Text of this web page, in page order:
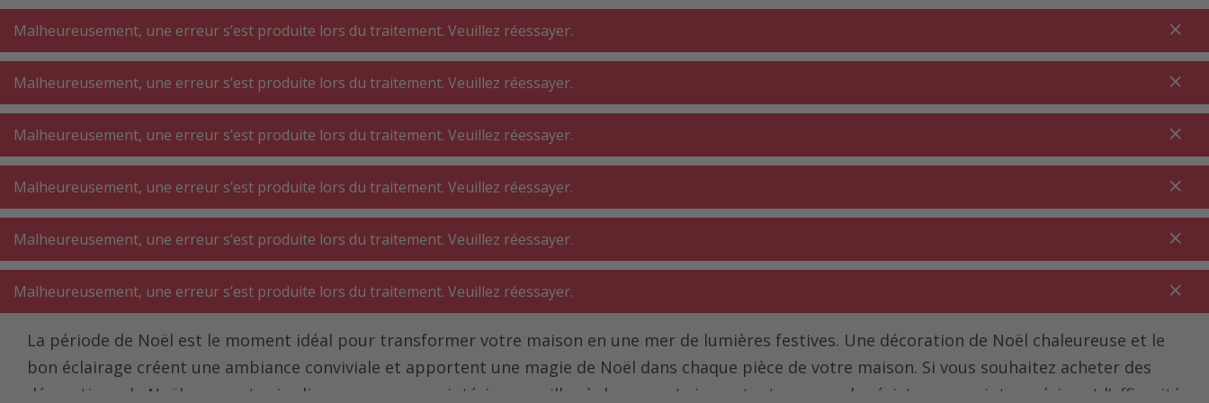
A +++
A+++
A +++
A+++
MyPost
MyPost
Au panier
GROS
ÉLECTROMÉNAGER
PETIT
ÉLECTROMÉNAGER
CUISINE
BUANDERIE ⋅
ATELIER
SALLE DE BAIN
Page d'accueil Luminaires ⋅ décoration Déco de Noël ⋅ éclairage de Noël
Déco de Noël ⋅ éclairage de Noël
La période de Noël est le moment idéal pour transformer votre maison en une mer de lumières festives. Une décoration de Noël chaleureuse et le
bon éclairage créent une ambiance conviviale et apportent une magie de Noël dans chaque pièce de votre maison. Si vous souhaitez acheter des
décorations de Noël pour votre jardin ou vos espaces intérieurs, veillez à des aspects importants comme la résistance aux intempéries et l’efficacité
Malheureusement, une erreur s’est produite lors du traitement. Veuillez réessayer.
Malheureusement, une erreur s’est produite lors du traitement. Veuillez réessayer.
Malheureusement, une erreur s’est produite lors du traitement. Veuillez réessayer.
Malheureusement, une erreur s’est produite lors du traitement. Veuillez réessayer.
Malheureusement, une erreur s’est produite lors du traitement. Veuillez réessayer.
Malheureusement, une erreur s’est produite lors du traitement. Veuillez réessayer.